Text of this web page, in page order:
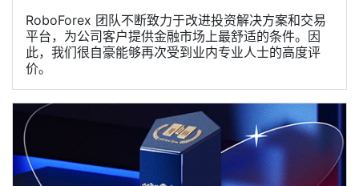
RoboForex 团队不断致力于改进投资解决方案和交易
平台，为公司客户提供金融市场上最舒适的条件。因
此，我们很自豪能够再次受到业内专业人士的高度评
价。